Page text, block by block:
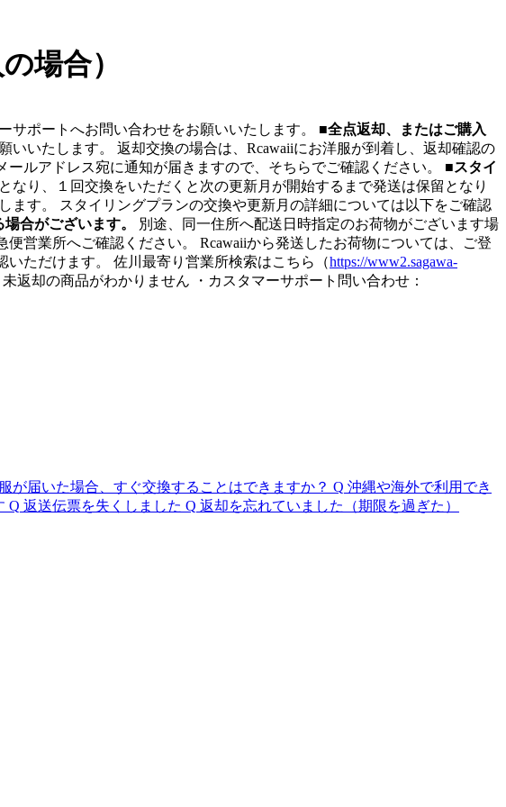
場合）
サポートへお問い合わせをお願いいたします。 ■全点返却、またはご購入
いたします。 返却交換の場合は、Rcawaiiにお洋服が到着し、返却確認の
ルアドレス宛に通知が届きますので、そちらでご確認ください。 ■スタイ
なり、１回交換をいただくと次の更新月が開始するまで発送は保留となり
す。 スタイリングプランの交換や更新月の詳細については以下をご確認
合がございます。
別途、同一住所へ配送日時指定のお荷物がございます場
営業所へご確認ください。 Rcawaiiから発送したお荷物については、ご登
ただけます。 佐川最寄り営業所検索はこちら（https://www2.sagawa-
返却の商品がわかりません ・カスタマーサポート問い合わせ：
が届いた場合、すぐ交換することはできますか？ Q 沖縄や海外で利用でき
Q 返送伝票を失くしました Q 返却を忘れていました（期限を過ぎた）